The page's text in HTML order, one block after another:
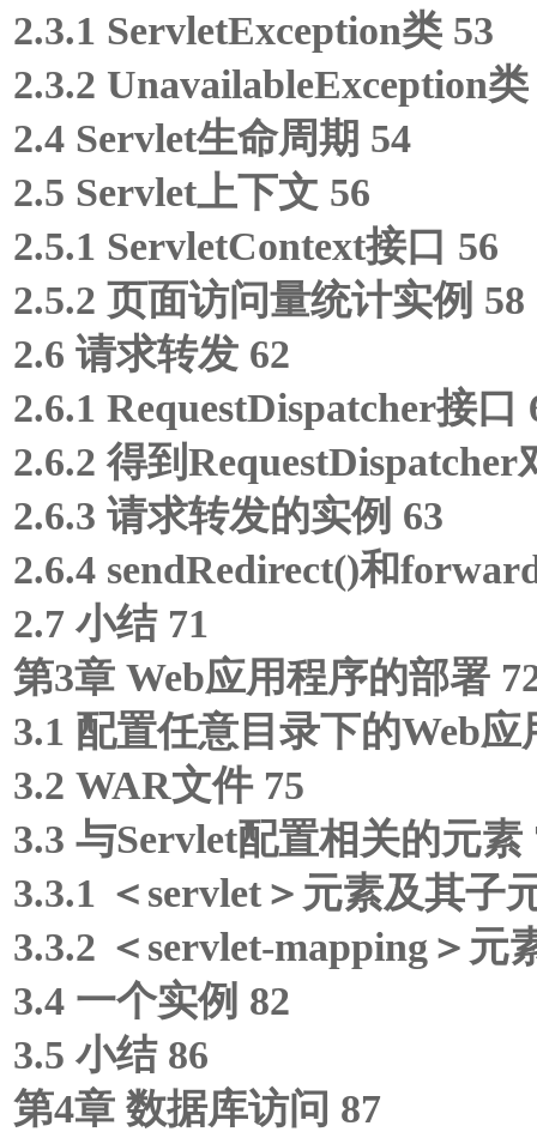
2.3.1 ServletException类 53
2.3.2 UnavailableException类
2.4 Servlet生命周期 54
2.5 Servlet上下文 56
2.5.1 ServletContext接口 56
2.5.2 页面访问量统计实例 58
2.6 请求转发 62
2.6.1 RequestDispatcher接口
2.6.2 得到RequestDispatcher
2.6.3 请求转发的实例 63
2.6.4 sendRedirect()和
2.7 小结 71
第3章 Web应用程序的部署
3.1 配置任意目录下的Web应
3.2 WAR文件 75
3.3 与Servlet配置相关的元素
3.3.1 ＜servlet＞元素及其子
3.3.2 ＜servlet-mapping＞元
3.4 一个实例 82
3.5 小结 86
第4章 数据库访问 87